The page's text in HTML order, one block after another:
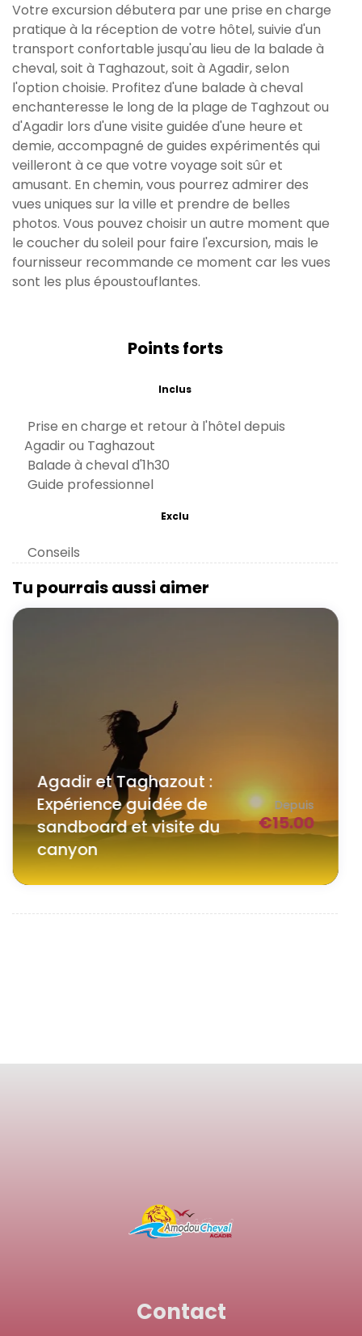
Votre excursion débutera par une prise en charge
pratique à la réception de votre hôtel, suivie d'un
transport confortable jusqu'au lieu de la balade à
cheval, soit à Taghazout, soit à Agadir, selon
l'option choisie. Profitez d'une balade à cheval
enchanteresse le long de la plage de Taghzout ou
d'Agadir lors d'une visite guidée d'une heure et
demie, accompagné de guides expérimentés qui
veilleront à ce que votre voyage soit sûr et
amusant. En chemin, vous pourrez admirer des
vues uniques sur la ville et prendre de belles
photos. Vous pouvez choisir un autre moment que
le coucher du soleil pour faire l'excursion, mais le
fournisseur recommande ce moment car les vues
sont les plus époustouflantes.
Points forts
Inclus
Prise en charge et retour à l'hôtel depuis
Agadir ou Taghazout
Balade à cheval d'1h30
Guide professionnel
Exclu
Conseils
Tu pourrais aussi aimer
Agadir et Taghazout :
Expérience guidée de
sandboard et visite du
canyon
Depuis
€15.00
Contact